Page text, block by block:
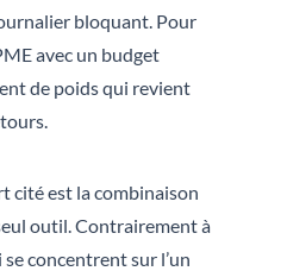
bloquant. Pour
avec un budget
de poids qui revient
cité est la combinaison
outil. Contrairement à
concentrent sur l’un